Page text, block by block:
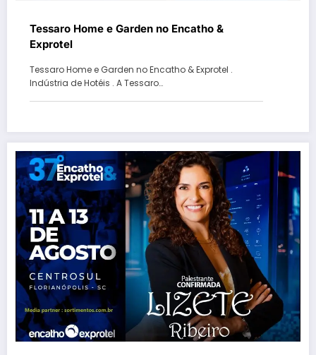
Tessaro Home e Garden no Encatho &
Exprotel
Tessaro Home e Garden no Encatho & Exprotel .
Indústria de Hotéis . A Tessaro…